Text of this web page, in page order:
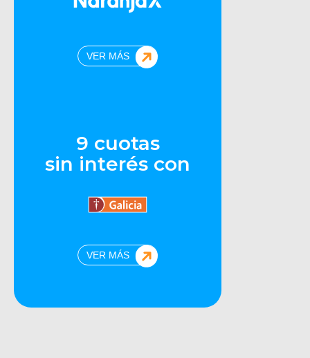
VER MÁS
9 cuotas
sin interés con
VER MÁS